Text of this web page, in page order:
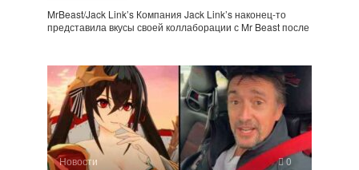
MrBeast/Jack Link’s Компания Jack Link’s наконец-то
представила вкусы своей коллаборации с Mr Beast после
Новости 0